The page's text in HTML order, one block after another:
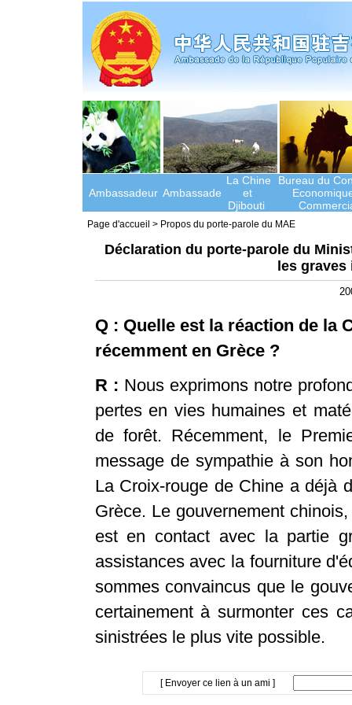
Ambassadeur Ambassade
La Chine
et
Djibouti
Bureau du
Page d'accueil > Propos du porte-parole du MAE
Déclaration du porte-parole du
les
Q : Quelle est la réaction de la
récemment en Grèce ?
R : Nous exprimons notre
pertes en vies humaines et
de forêt. Récemment, le
message de sympathie à son
La Croix-rouge de Chine a déjà
Grèce. Le gouvernement
est en contact avec la partie
assistances avec la fourniture
sommes convaincus que le
certainement à surmonter ces
sinistrées le plus vite possible.
[ Envoyer ce lien à un ami ]